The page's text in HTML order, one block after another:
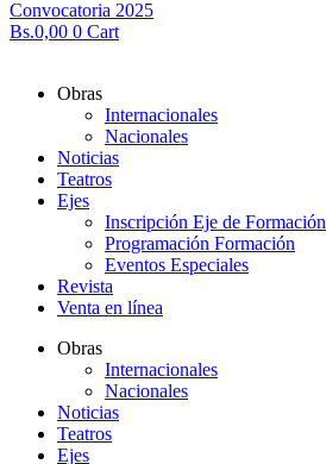
Convocatoria 2025
Bs.0,00 0 Cart
Obras
Internacionales
Nacionales
Noticias
Teatros
Ejes
Inscripción Eje de Formación
Programación Formación
Eventos Especiales
Revista
Venta en línea
Obras
Internacionales
Nacionales
Noticias
Teatros
Ejes